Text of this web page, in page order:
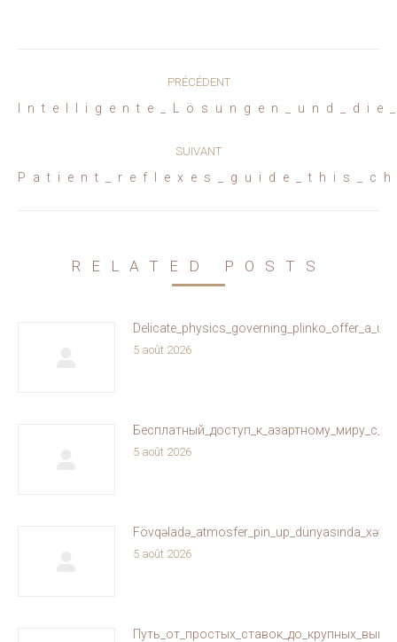
PRÉCÉDENT
Article
:
SUIVANT
Article
RELATED POSTS
5 août 2026
5 août 2026
5 août 2026